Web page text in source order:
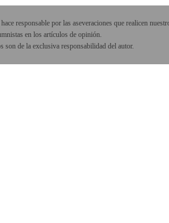
responsable por las aseveraciones que realicen
en los artículos de opinión.
son de la exclusiva responsabilidad del autor.